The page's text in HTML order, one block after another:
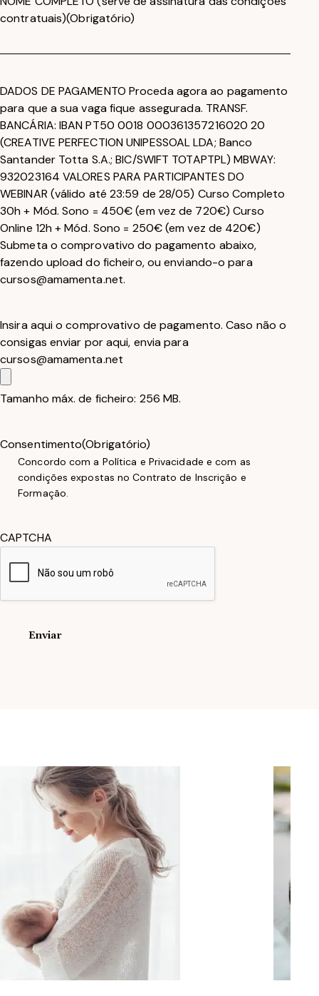
contratuais)(Obrigatório)
DADOS DE PAGAMENTO Proceda agora ao pagamento
para que a sua vaga fique assegurada. TRANSF.
BANCÁRIA: IBAN PT50 0018 000361357216020 20
(CREATIVE PERFECTION UNIPESSOAL LDA; Banco
Santander Totta S.A.; BIC/SWIFT TOTAPTPL) MBWAY:
932023164 VALORES PARA PARTICIPANTES DO
WEBINAR (válido até 23:59 de 28/05) Curso Completo
30h + Mód. Sono = 450€ (em vez de 720€) Curso
Online 12h + Mód. Sono = 250€ (em vez de 420€)
Submeta o comprovativo do pagamento abaixo,
fazendo upload do ficheiro, ou enviando-o para
cursos@amamenta.net.
Insira aqui o comprovativo de pagamento. Caso não o
consigas enviar por aqui, envia para
cursos@amamenta.net
Tamanho máx. de ficheiro: 256 MB.
Consentimento(Obrigatório)
Concordo com a Política e Privacidade e com as
condições expostas no Contrato de Inscrição e
Formação.
CAPTCHA
Enviar